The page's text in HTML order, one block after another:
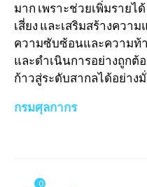
มาก เพราะช่วยเพิ่มรายไ
เสี่ยง และเสริมสร้างควา
ความซับซ้อนและความท้
และดำเนินการอย่างถูกต้
ก้าวสู่ระดับสากลได้อย่าง
กรมศุลกากร
0